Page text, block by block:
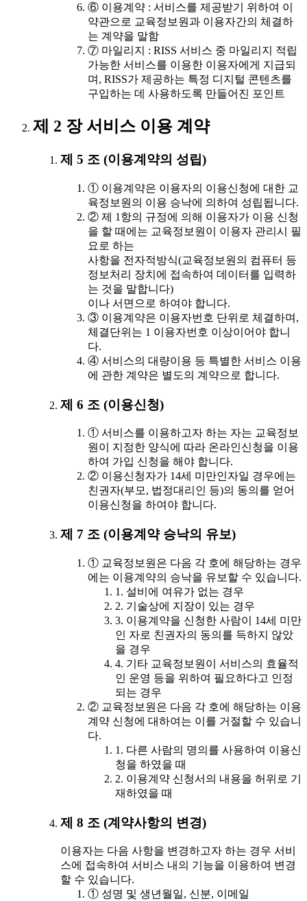
⑥ 이용계약 : 서비스를 제공받기 위하여 이
약관으로 교육정보원과 이용자간의 체결하
는 계약을 말함
⑦ 마일리지 : RISS 서비스 중 마일리지 적립
가능한 서비스를 이용한 이용자에게 지급되
며, RISS가 제공하는 특정 디지털 콘텐츠를
구입하는 데 사용하도록 만들어진 포인트
제 2 장 서비스 이용 계약
제 5 조 (이용계약의 성립)
① 이용계약은 이용자의 이용신청에 대한 교
육정보원의 이용 승낙에 의하여 성립됩니다.
② 제 1항의 규정에 의해 이용자가 이용 신청
을 할 때에는 교육정보원이 이용자 관리시 필
요로 하는
사항을 전자적방식(교육정보원의 컴퓨터 등
정보처리 장치에 접속하여 데이터를 입력하
는 것을 말합니다)
이나 서면으로 하여야 합니다.
③ 이용계약은 이용자번호 단위로 체결하며,
체결단위는 1 이용자번호 이상이어야 합니
다.
④ 서비스의 대량이용 등 특별한 서비스 이용
에 관한 계약은 별도의 계약으로 합니다.
제 6 조 (이용신청)
① 서비스를 이용하고자 하는 자는 교육정보
원이 지정한 양식에 따라 온라인신청을 이용
하여 가입 신청을 해야 합니다.
② 이용신청자가 14세 미만인자일 경우에는
친권자(부모, 법정대리인 등)의 동의를 얻어
이용신청을 하여야 합니다.
제 7 조 (이용계약 승낙의 유보)
① 교육정보원은 다음 각 호에 해당하는 경우
에는 이용계약의 승낙을 유보할 수 있습니다.
1. 설비에 여유가 없는 경우
2. 기술상에 지장이 있는 경우
3. 이용계약을 신청한 사람이 14세 미만
인 자로 친권자의 동의를 득하지 않았
을 경우
4. 기타 교육정보원이 서비스의 효율적
인 운영 등을 위하여 필요하다고 인정
되는 경우
② 교육정보원은 다음 각 호에 해당하는 이용
계약 신청에 대하여는 이를 거절할 수 있습니
다.
1. 다른 사람의 명의를 사용하여 이용신
청을 하였을 때
2. 이용계약 신청서의 내용을 허위로 기
재하였을 때
제 8 조 (계약사항의 변경)
이용자는 다음 사항을 변경하고자 하는 경우 서비
스에 접속하여 서비스 내의 기능을 이용하여 변경
할 수 있습니다.
① 성명 및 생년월일, 신분, 이메일